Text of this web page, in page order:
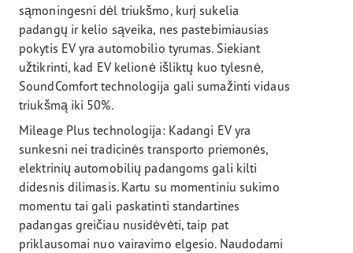
sąmoningesni dėl triukšmo, kurį sukelia
padangų ir kelio sąveika, nes pastebimiausias
pokytis EV yra automobilio tyrumas. Siekiant
užtikrinti, kad EV kelionė išliktų kuo tylesnė,
SoundComfort technologija gali sumažinti vidaus
triukšmą iki 50%.
Mileage Plus technologija: Kadangi EV yra
sunkesni nei tradicinės transporto priemonės,
elektrinių automobilių padangoms gali kilti
didesnis dilimasis. Kartu su momentiniu sukimo
momentu tai gali paskatinti standartines
padangas greičiau nusidėvėti, taip pat
priklausomai nuo vairavimo elgesio. Naudodami